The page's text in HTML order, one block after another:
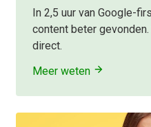
In 2,5 uur van Google-
content beter
direct.
Meer weten